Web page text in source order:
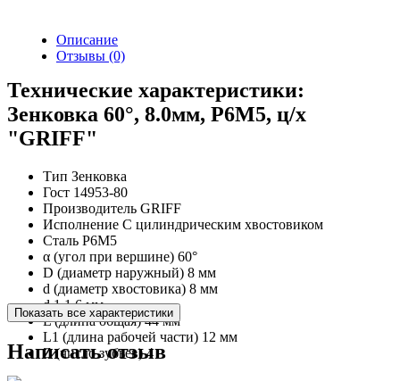
Описание
Отзывы (0)
Технические характеристики:
Зенковка 60°, 8.0мм, Р6М5, ц/х
"GRIFF"
Тип Зенковка
Гост 14953-80
Производитель GRIFF
Исполнение С цилиндрическим хвостовиком
Сталь Р6М5
α (угол при вершине) 60°
D (диаметр наружный) 8 мм
d (диаметр хвостовика) 8 мм
d 1 1,6 мм
L (длина общая) 44 мм
L1 (длина рабочей части) 12 мм
Z (число зубьев) 4
Показать все характеристики
Написать отзыв